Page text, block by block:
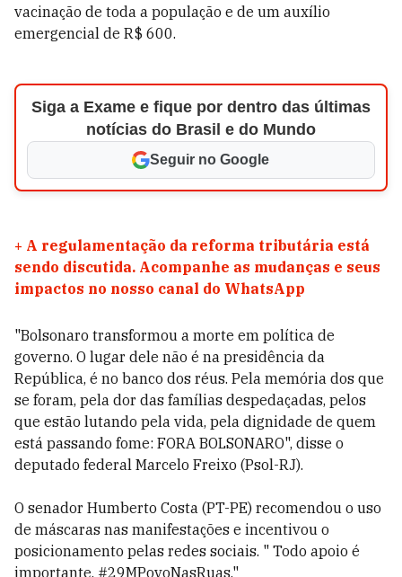
vacinação de toda a população e de um auxílio
emergencial de R$ 600.
Siga a Exame e fique por dentro das últimas
notícias do Brasil e do Mundo
Seguir no Google
+ A regulamentação da reforma tributária está
sendo discutida. Acompanhe as mudanças e seus
impactos no nosso canal do WhatsApp
"Bolsonaro transformou a morte em política de
governo. O lugar dele não é na presidência da
República, é no banco dos réus. Pela memória dos que
se foram, pela dor das famílias despedaçadas, pelos
que estão lutando pela vida, pela dignidade de quem
está passando fome: FORA BOLSONARO", disse o
deputado federal Marcelo Freixo (Psol-RJ).
O senador Humberto Costa (PT-PE) recomendou o uso
de máscaras nas manifestações e incentivou o
posicionamento pelas redes sociais. " Todo apoio é
importante. #29MPovoNasRuas."